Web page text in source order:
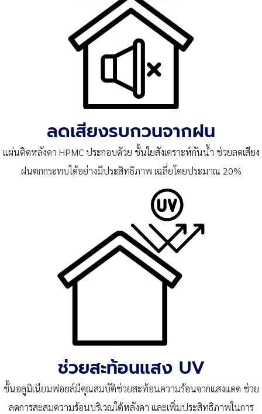
ลดเสียงรบกวนจากฝน
แผ่นติดหลังคา HPMC ประกอบด้วย ชั้นใยสังเคราะห์กันน้ำ ช่วยลดเสียง
ฝนตกกระทบได้อย่างมีประสิทธิภาพ เฉลี่ยโดยประมาณ 20%
ช่วยสะท้อนแสง UV
ชั้นอลูมิเนียมฟอยล์มีคุณสมบัติช่วยสะท้อนความร้อนจากแสงแดด ช่วย
ลดการสะสมความร้อนบริเวณใต้หลังคา และเพิ่มประสิทธิภาพในการ